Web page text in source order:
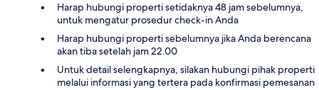
Harap hubungi properti setidaknya 48 jam sebelumnya,
untuk mengatur prosedur check-in Anda
Harap hubungi properti sebelumnya jika Anda berencana
akan tiba setelah jam 22.00
Untuk detail selengkapnya, silakan hubungi pihak properti
melalui informasi yang tertera pada konfirmasi pemesanan